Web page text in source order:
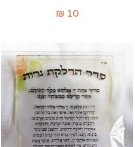
₪ 10